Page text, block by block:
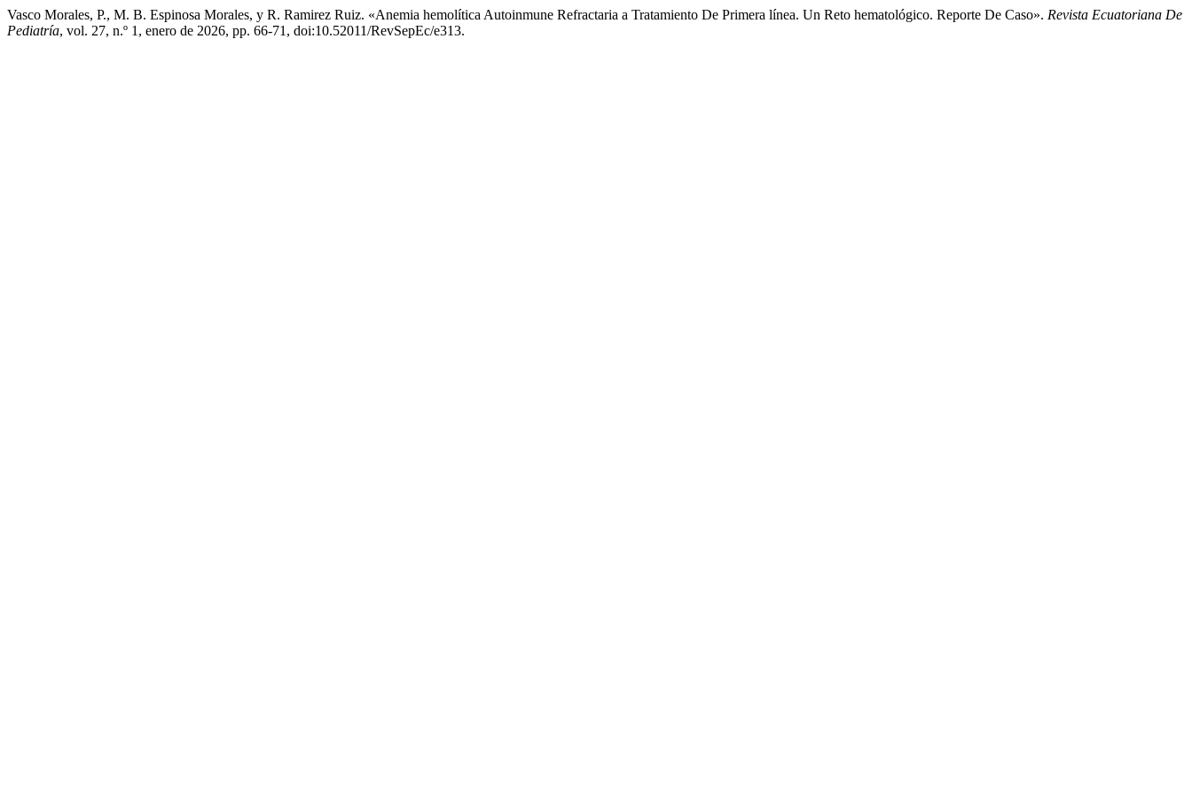
Vasco Morales, P., M. B. Espinosa Morales, y R. Ramirez Ruiz. «Anemia hemolítica Autoinmune Refractaria a Tratamiento De Primera línea. Un Reto hematológico. Reporte De Caso». Revista Ecuatoriana De
Pediatría, vol. 27, n.º 1, enero de 2026, pp. 66-71, doi:10.52011/RevSepEc/e313.